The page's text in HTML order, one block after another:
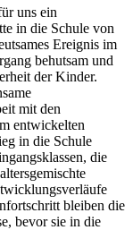
uns ein
in die Schule von
Ereignis im
behutsam und
der Kinder.
mit den
entwickelten
in die Schule
die
bleiben die
bevor sie in die